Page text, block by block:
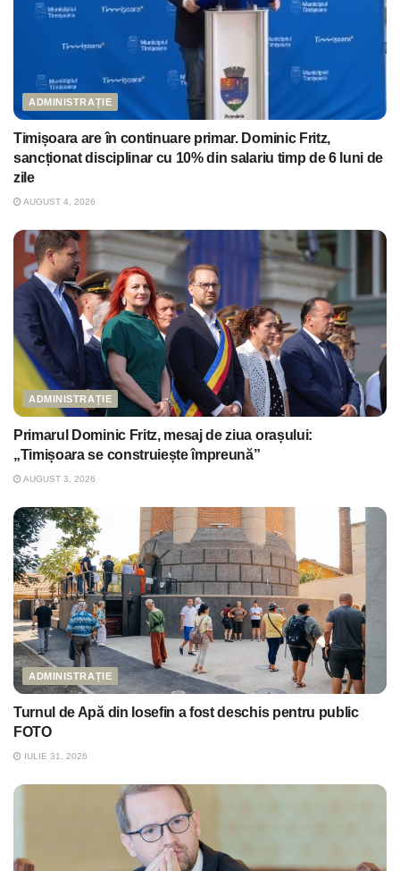
ADMINISTRAȚIE
Timișoara are în continuare primar. Dominic Fritz,
sancționat disciplinar cu 10% din salariu timp de 6 luni de
zile
AUGUST 4, 2026
ADMINISTRAȚIE
Primarul Dominic Fritz, mesaj de ziua orașului:
„Timișoara se construiește împreună”
AUGUST 3, 2026
ADMINISTRAȚIE
Turnul de Apă din Iosefin a fost deschis pentru public
FOTO
IULIE 31, 2026